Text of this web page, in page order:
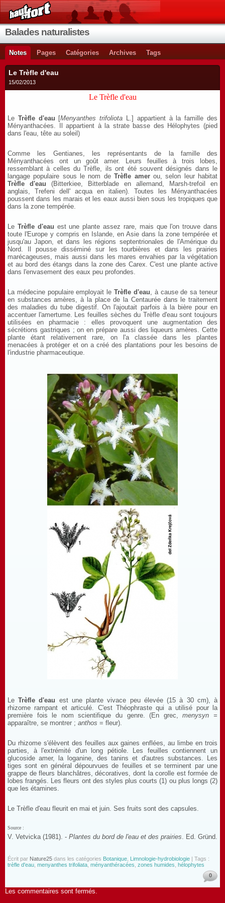
Balades naturalistes
Notes Pages Catégories Archives Tags
Le Trèfle d'eau
15/02/2013
Le Trèfle d'eau
Le Trèfle d'eau [Menyanthes trifoliota L.] appartient à la famille des
Ményanthacées. Il appartient à la strate basse des Hélophytes (pied
dans l'eau, tête au soleil)
Comme les Gentianes, les représentants de la famille des
Ményanthacées ont un goût amer. Leurs feuilles à trois lobes,
ressemblant à celles du Trèfle, ils ont été souvent désignés dans le
langage populaire sous le nom deTrèfle amerou, selon leur habitat
Trèfle d'eau (Bitterkiee, Bitterblade en allemand, Marsh-trefoil en
anglais, Trefeni dell' acqua en italien). Toutes les Ményanthacées
poussent dans les marais et les eaux aussi bien sous les tropiques que
dans la zone tempérée.
Le Trèfle d'eau est une plante assez rare, mais que l'on trouve dans
toute l'Europe y compris en Islande, en Asie dans la zone tempérée et
jusqu'au Japon, et dans les régions septentrionales de l'Amérique du
Nord. Il pousse disséminé sur les tourbières et dans les prairies
marécageuses, mais aussi dans les mares envahies par la végétation
et au bord des étangs dans la zone des Carex. C'est une plante active
dans l'envasement des eaux peu profondes.
La médecine populaire employait leTrèfle d'eau, à cause de sa teneur
en substances amères, à la place de la Centaurée dans le traitement
des maladies du tube digestif. On l'ajoutait parfois à la bière pour en
accentuer l'amertume. Les feuilles sèches du Trèfle d'eau sont toujours
utilisées en pharmacie : elles provoquent une augmentation des
sécrétions gastriques ; on en prépare aussi des liqueurs amères. Cette
plante étant relativement rare, on l'a classée dans les plantes
menacées à protéger et on a créé des plantations pour les besoins de
l'industrie pharmaceutique.
LeTrèfle d'eau est une plante vivace peu élevée (15 à 30 cm), à
rhizome rampant et articulé. C'est Théophraste qui a utilisé pour la
première fois le nom scientifique du genre. (En grec,menysyn =
apparaître, se montrer ; anthos = fleur).
Du rhizome s'élèvent des feuilles aux gaines enflées, au limbe en trois
parties, à l'extrémité d'un long pétiole. Les feuilles contiennent un
glucoside amer, la loganine, des tanins et d'autres substances. Les
tiges sont en général dépourvues de feuilles et se terminent par une
grappe de fleurs blanchâtres, décoratives, dont la corolle est formée de
lobes frangés. Les fleurs ont des styles plus courts (1) ou plus longs (2)
que les étamines.
Le Trèfle d'eau fleurit en mai et juin. Ses fruits sont des capsules.
Source :
V. Vetvicka (1981). - Plantes du bord de l'eau et des prairies. Ed. Gründ.
Écrit par Nature25 dans les catégories Botanique Limnologie-hydrobiologie | Tags :
trèfle d'eau menyanthes trifoliata ményanthéracées zones humides hélophytes
0
Les commentaires sont fermés.